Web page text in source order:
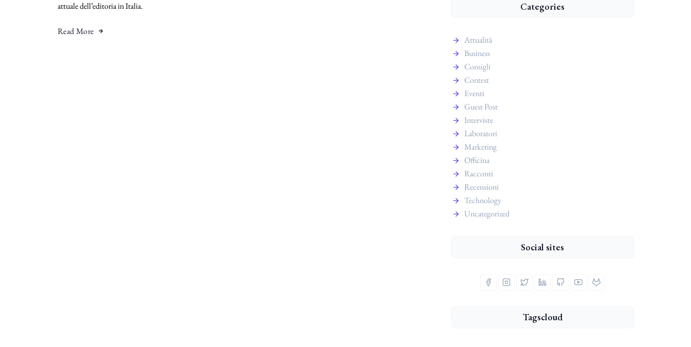
attuale dell’editoria in Italia.
Read More
Categories
Attualità
Business
Consigli
Contest
Eventi
Guest Post
Interviste
Laboratori
Marketing
Officina
Racconti
Recensioni
Technology
Uncategorized
Social sites
Tagscloud